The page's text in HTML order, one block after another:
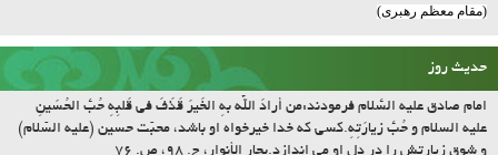
امام صادق علیه السّلام فرمودند:مَن أرادَ اللّه بِهِ الخَیرَ قَذَفَ فی قَلبِهِ حُبَّ الحُسَینِ
علیه السلام و حُبَّ زیارَتِهِ.کسى که خدا خیرخواه او باشد، محبّت حسین (علیه السّلام)
و شوق زیارتش را در دل او مى اندازد.بحار الأنوار، ج. ۹۸، ص. ۷۶